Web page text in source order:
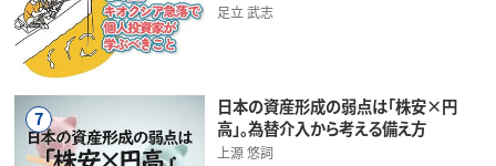
足立 武志
7
日本の資産形成の弱点は「株安×円
高」。為替介入から考える備え方
上源 悠詞